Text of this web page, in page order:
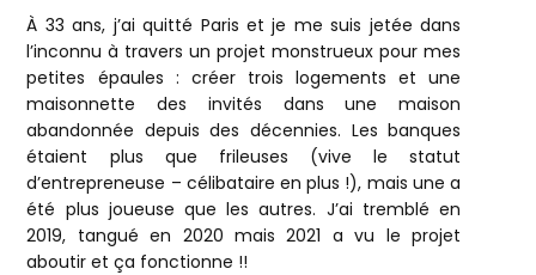
À 33 ans, j’ai quitté Paris et je me suis jetée dans
l’inconnu à travers un projet monstrueux pour mes
petites épaules : créer trois logements et une
maisonnette des invités dans une maison
abandonnée depuis des décennies. Les banques
étaient plus que frileuses (vive le statut
d’entrepreneuse – célibataire en plus !), mais une a
été plus joueuse que les autres. J’ai tremblé en
2019, tangué en 2020 mais 2021 a vu le projet
aboutir et ça fonctionne !!